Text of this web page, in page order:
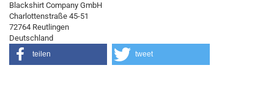
Blackshirt Company GmbH
Charlottenstraße 45-51
72764 Reutlingen
Deutschland
teilen tweet